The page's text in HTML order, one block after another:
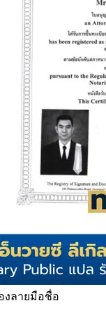
งลายมือชื่อ